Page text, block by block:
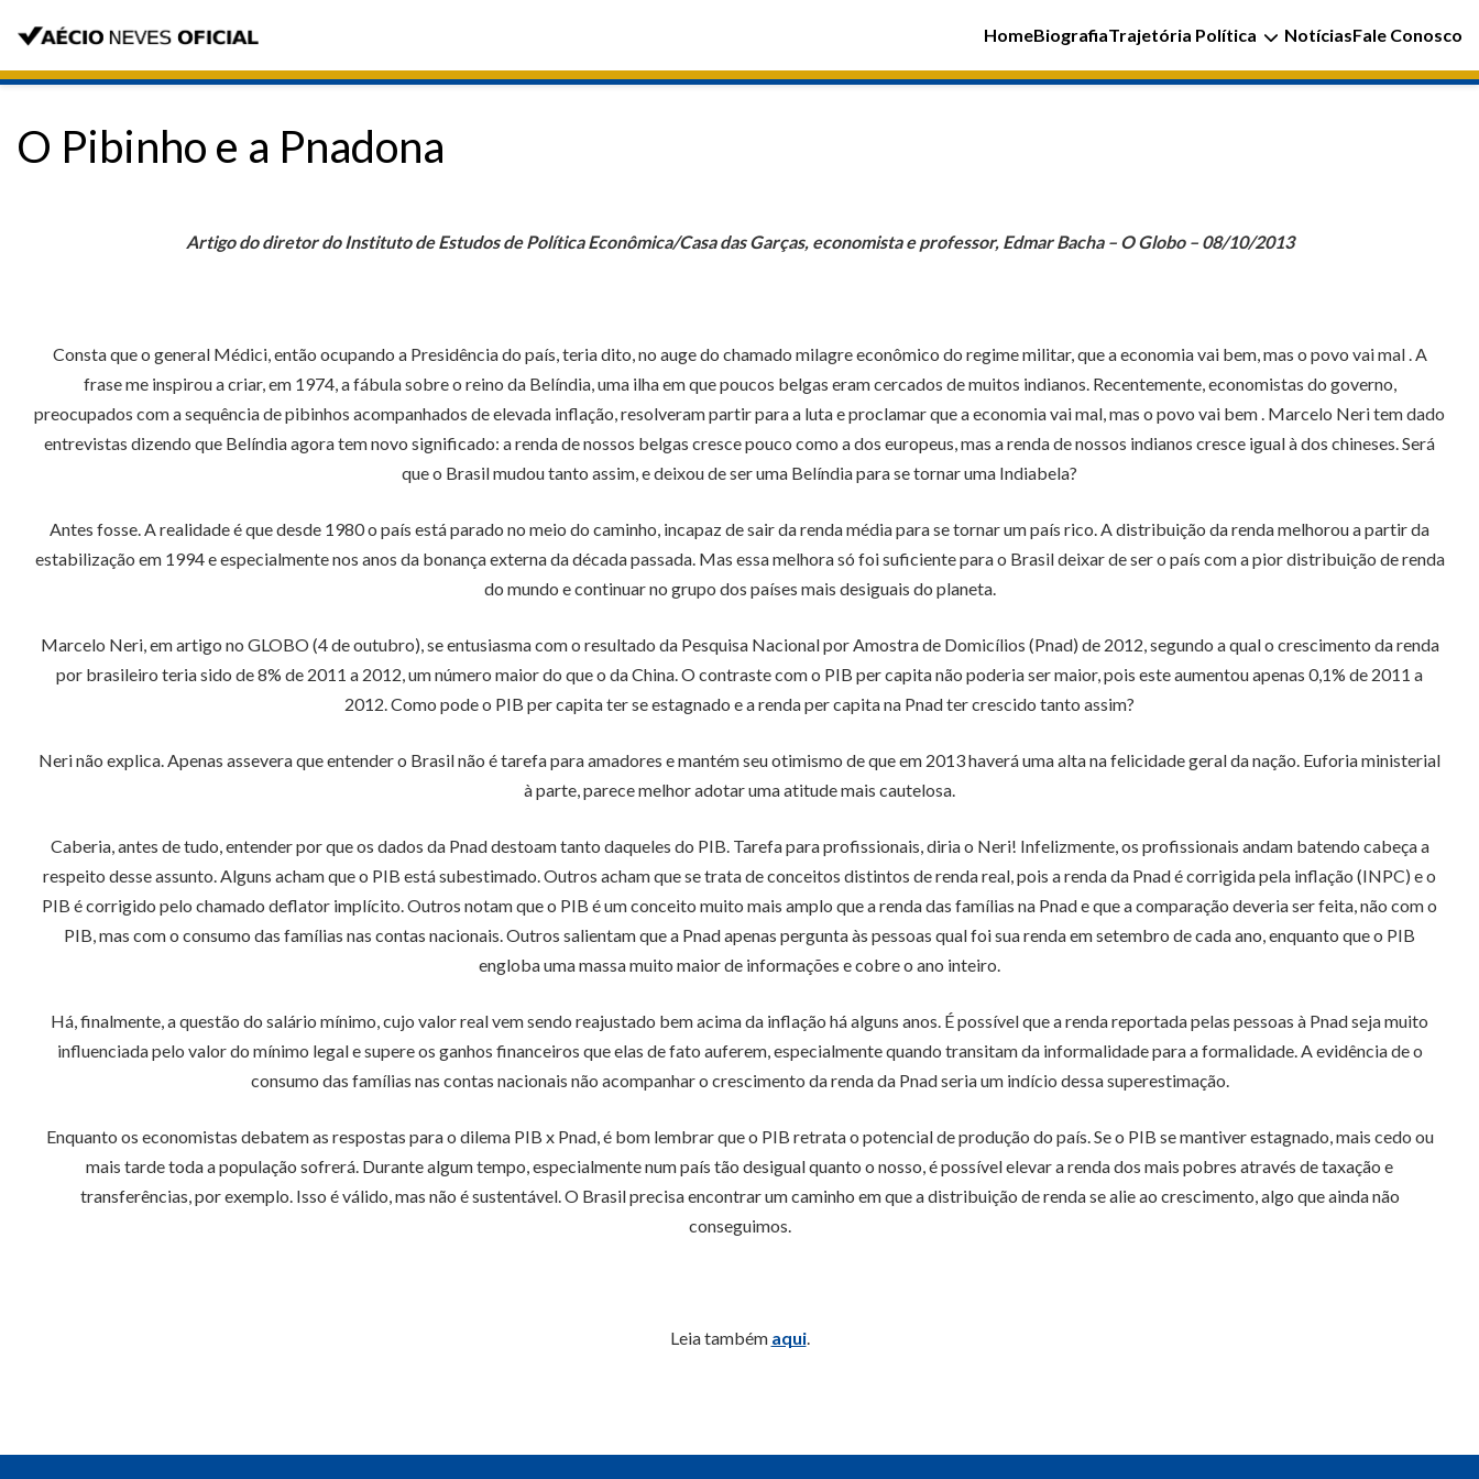
HomeBiografiaTrajetória Política NotíciasFale Conosco
O Pibinho e a Pnadona
Artigo do diretor do Instituto de Estudos de Política Econômica/Casa das Garças, economista e professor, Edmar Bacha – O Globo – 08/10/2013
Consta que o general Médici, então ocupando a Presidência do país, teria dito, no auge do chamado milagre econômico do regime militar, que a economia vai bem, mas o povo vai mal . A
frase me inspirou a criar, em 1974, a fábula sobre o reino da Belíndia, uma ilha em que poucos belgas eram cercados de muitos indianos. Recentemente, economistas do governo,
preocupados com a sequência de pibinhos acompanhados de elevada inflação, resolveram partir para a luta e proclamar que a economia vai mal, mas o povo vai bem . Marcelo Neri tem dado
entrevistas dizendo que Belíndia agora tem novo significado: a renda de nossos belgas cresce pouco como a dos europeus, mas a renda de nossos indianos cresce igual à dos chineses. Será
que o Brasil mudou tanto assim, e deixou de ser uma Belíndia para se tornar uma Indiabela?
Antes fosse. A realidade é que desde 1980 o país está parado no meio do caminho, incapaz de sair da renda média para se tornar um país rico. A distribuição da renda melhorou a partir da
estabilização em 1994 e especialmente nos anos da bonança externa da década passada. Mas essa melhora só foi suficiente para o Brasil deixar de ser o país com a pior distribuição de renda
do mundo e continuar no grupo dos países mais desiguais do planeta.
Marcelo Neri, em artigo no GLOBO (4 de outubro), se entusiasma com o resultado da Pesquisa Nacional por Amostra de Domicílios (Pnad) de 2012, segundo a qual o crescimento da renda
por brasileiro teria sido de 8% de 2011 a 2012, um número maior do que o da China. O contraste com o PIB per capita não poderia ser maior, pois este aumentou apenas 0,1% de 2011 a
2012. Como pode o PIB per capita ter se estagnado e a renda per capita na Pnad ter crescido tanto assim?
Neri não explica. Apenas assevera que entender o Brasil não é tarefa para amadores e mantém seu otimismo de que em 2013 haverá uma alta na felicidade geral da nação. Euforia ministerial
à parte, parece melhor adotar uma atitude mais cautelosa.
Caberia, antes de tudo, entender por que os dados da Pnad destoam tanto daqueles do PIB. Tarefa para profissionais, diria o Neri! Infelizmente, os profissionais andam batendo cabeça a
respeito desse assunto. Alguns acham que o PIB está subestimado. Outros acham que se trata de conceitos distintos de renda real, pois a renda da Pnad é corrigida pela inflação (INPC) e o
PIB é corrigido pelo chamado deflator implícito. Outros notam que o PIB é um conceito muito mais amplo que a renda das famílias na Pnad e que a comparação deveria ser feita, não com o
PIB, mas com o consumo das famílias nas contas nacionais. Outros salientam que a Pnad apenas pergunta às pessoas qual foi sua renda em setembro de cada ano, enquanto que o PIB
engloba uma massa muito maior de informações e cobre o ano inteiro.
Há, finalmente, a questão do salário mínimo, cujo valor real vem sendo reajustado bem acima da inflação há alguns anos. É possível que a renda reportada pelas pessoas à Pnad seja muito
influenciada pelo valor do mínimo legal e supere os ganhos financeiros que elas de fato auferem, especialmente quando transitam da informalidade para a formalidade. A evidência de o
consumo das famílias nas contas nacionais não acompanhar o crescimento da renda da Pnad seria um indício dessa superestimação.
Enquanto os economistas debatem as respostas para o dilema PIB x Pnad, é bom lembrar que o PIB retrata o potencial de produção do país. Se o PIB se mantiver estagnado, mais cedo ou
mais tarde toda a população sofrerá. Durante algum tempo, especialmente num país tão desigual quanto o nosso, é possível elevar a renda dos mais pobres através de taxação e
transferências, por exemplo. Isso é válido, mas não é sustentável. O Brasil precisa encontrar um caminho em que a distribuição de renda se alie ao crescimento, algo que ainda não
conseguimos.
Leia também aqui.